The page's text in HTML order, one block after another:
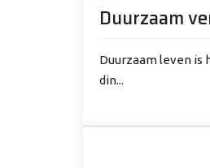
Duurzaam
Duurzaam leven is
din...